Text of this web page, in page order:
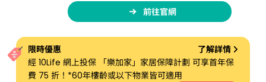
前往官網
限時優惠
了解詳情
經 10Life 網上投保 「樂加家」家居保障計劃 可享首年保
費 75 折！*60年樓齡或以下物業皆可適用